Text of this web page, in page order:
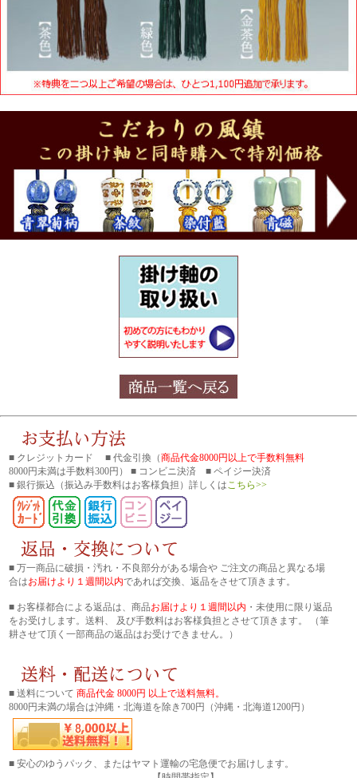
■ クレジットカード ■ 代金引換（商品代金8000円以上で手数料無料
8000円未満は手数料300円） ■ コンビニ決済 ■ ペイジー決済
■ 銀行振込 （振込み手数料はお客様負担）詳しくは こちら>>
■ 万一商品に破損・汚れ・不良部分がある場合や ご注文の商品と異なる場
合はお届けより１週間以内であれば交換、返品をさせて頂きます。
■ お客様都合による返品は、商品お届けより１週間以内 ・未使用に限り返品
をお受けします。送料、 及び手数料はお客様負担とさせて頂きます。 （筆
耕させて頂く一部商品の返品はお受けできません。）
■ 送料について 商品代金 8000円 以上で送料無料。
8000円未満の場合は沖縄・北海道を除き700円（沖縄・北海道1200円）
■ 安心のゆうパック、またはヤマト運輸の宅急便でお届けします。